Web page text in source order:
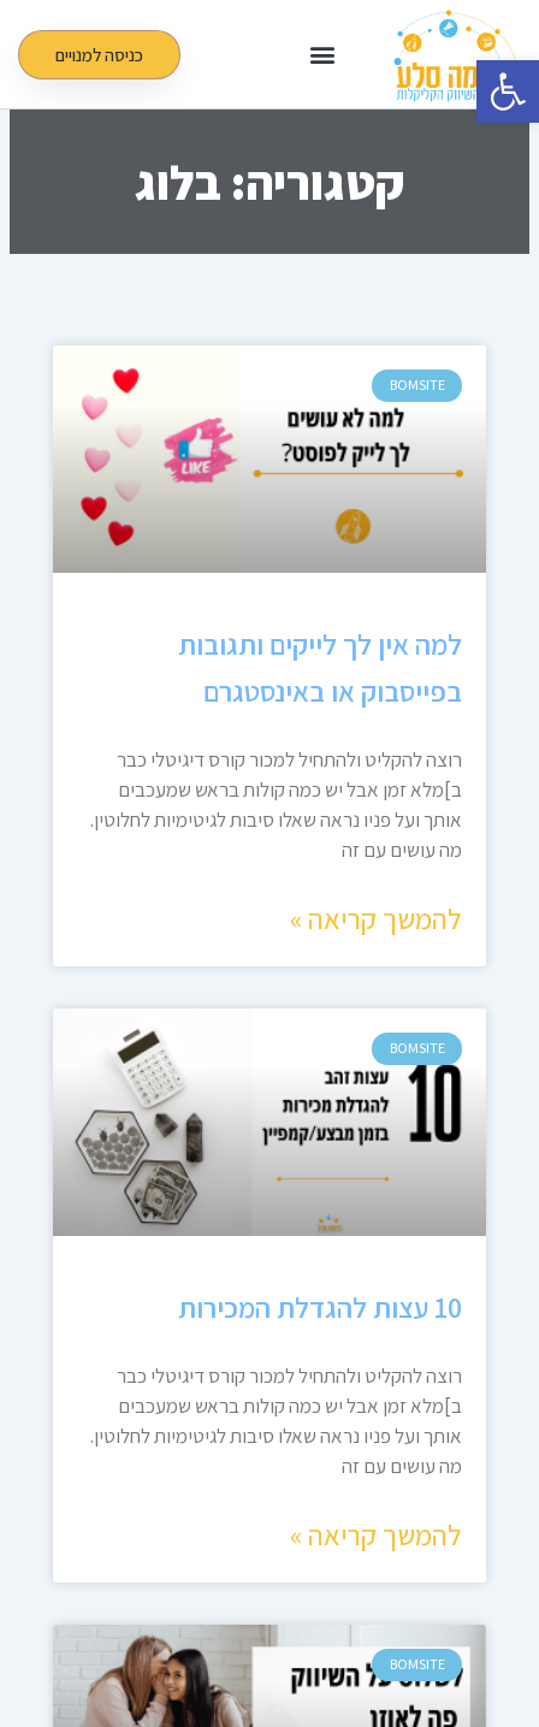
פתח סרגל נגישות
לתוכן
כניסה למנויים
קטגוריה: בלוג
BOMSITE
למה אין לך לייקים ותגובות
בפייסבוק או באינסטגרם
רוצה להקליט ולהתחיל למכור קורס דיגיטלי כבר
ב]מלא זמן אבל יש כמה קולות בראש שמעכבים
אותך ועל פניו נראה שאלו סיבות לגיטימיות לחלוטין.
מה עושים עם זה
להמשך קריאה »
BOMSITE
10 עצות להגדלת המכירות
רוצה להקליט ולהתחיל למכור קורס דיגיטלי כבר
ב]מלא זמן אבל יש כמה קולות בראש שמעכבים
אותך ועל פניו נראה שאלו סיבות לגיטימיות לחלוטין.
מה עושים עם זה
להמשך קריאה »
BOMSITE